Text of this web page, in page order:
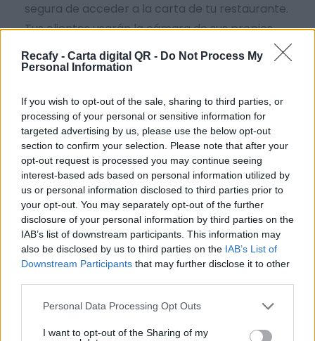
Recafy - Carta digital QR - Do Not Process My
Personal Information
If you wish to opt-out of the sale, sharing to third parties, or
processing of your personal or sensitive information for
targeted advertising by us, please use the below opt-out
section to confirm your selection. Please note that after your
opt-out request is processed you may continue seeing
interest-based ads based on personal information utilized by
us or personal information disclosed to third parties prior to
your opt-out. You may separately opt-out of the further
disclosure of your personal information by third parties on the
IAB’s list of downstream participants. This information may
also be disclosed by us to third parties on the IAB’s List of
Downstream Participants that may further disclose it to other
Please note that this website/app uses one or more Google
not limited to your visit or usage behaviour. You may click to
Personal Data Processing Opt Outs
I want to opt-out of the Sharing of my
segura de acceder a la carta de tu restaurante.
Tus clientes usarán la cámara de sus propios
smartphones para leer un simple código QR sin
necesidad de instalar ninguna aplicación.
Hacemos accesible la digitalización de la
hostelería sin importar el tamaño del negocio. Si
necesitas ayuda o no tienes tiempo, podemos
digitalizar la carta por ti.
Por eso hemos diseñado un sistema capaz de
ayudar a tu negocio a adaptarse a las
circunstancias actuales que nuestro país está
viviendo. Contamos con una carta de servicios
que pueden ayudarte a aminorar las cargas de
puedas ofrecer a tus clientes la seguridad y el